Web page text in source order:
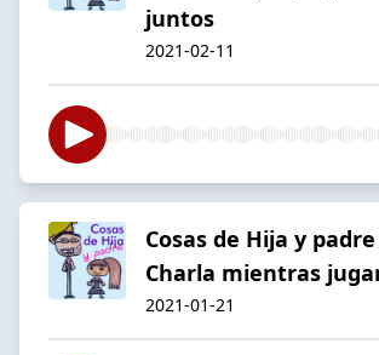
juntos
2021-02-11
Cosas de Hija y
Charla mientras
2021-01-21